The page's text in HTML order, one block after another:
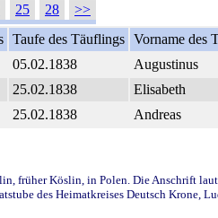
25 28
>>
Taufe des Täuflings Vorname des
05.02.1838 Augustinus
25.02.1838 Elisabeth
25.02.1838 Andreas
früher Köslin, in Polen. Die Anschrift
des Heimatkreises Deutsch Krone,